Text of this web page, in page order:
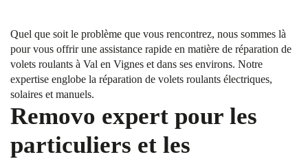
Quel que soit le problème que vous rencontrez, nous sommes là
pour vous offrir une assistance rapide en matière de réparation de
volets roulants à Val en Vignes et dans ses environs. Notre
expertise englobe la réparation de volets roulants électriques,
solaires et manuels.
Removo expert pour les
particuliers et les